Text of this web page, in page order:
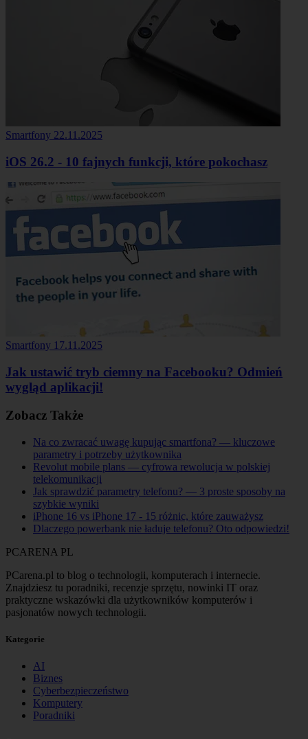
Smartfony 22.11.2025
iOS 26.2 - 10 fajnych funkcji, które pokochasz
Smartfony 17.11.2025
Jak ustawić tryb ciemny na Facebooku? Odmień
wygląd aplikacji!
Zobacz Także
Na co zwracać uwagę kupując smartfona? — kluczowe
parametry i potrzeby użytkownika
Revolut mobile plans — cyfrowa rewolucja w polskiej
telekomunikacji
Jak sprawdzić parametry telefonu? — 3 proste sposoby na
szybkie wyniki
iPhone 16 vs iPhone 17 - 15 różnic, które zauważysz
Dlaczego powerbank nie ładuje telefonu? Oto odpowiedzi!
PCARENA PL
PCarena.pl to blog o technologii, komputerach i internecie.
Znajdziesz tu poradniki, recenzje sprzętu, nowinki IT oraz
praktyczne wskazówki dla użytkowników komputerów i
pasjonatów nowych technologii.
Kategorie
AI
Biznes
Cyberbezpieczeństwo
Komputery
Poradniki